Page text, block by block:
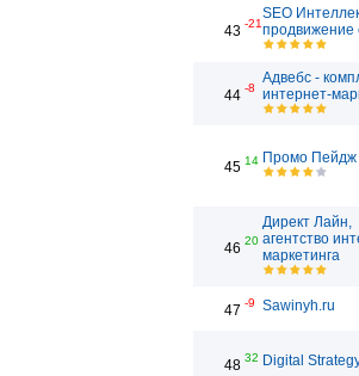
43 -21
SEO
продвижение
44 -8
Адвебс -
интернет-
45 14 Промо Пейдж
46 20
Директ Лайн,
агентство
маркетинга
47 -9 Sawinyh.ru
48 32 Digital